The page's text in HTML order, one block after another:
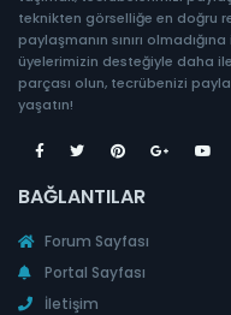
teknikten görselliğe en doğru
paylaşmanın sınırı
üyelerimizin desteğiyle daha
parçası olun, tecrübenizi
yaşatın!
BAĞLANTILAR
Forum Sayfası
Portal Sayfası
İletişim